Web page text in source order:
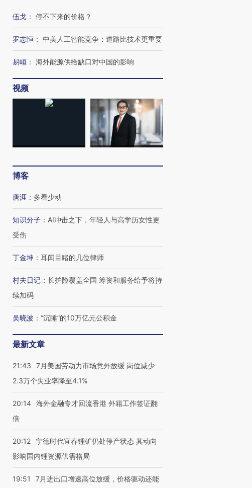
伍戈 ： 停不下来的价格？
罗志恒 ： 中美人工智能竞争：道路比技术更重要
易峘 ： 海外能源供给缺口对中国的影响
视频
博客
唐涯 ： 多看少动
知识分子 ： AI冲击之下，年轻人与高学历女性更
受伤
丁金坤 ： 耳闻目睹的几位律师
村夫日记 ： 长护险覆盖全国 筹资和服务给予将持
续加码
吴晓波 ： “沉睡”的10万亿元公积金
最新文章
21:43
7月美国劳动力市场意外放缓 岗位减少
2.3万个失业率降至4.1%
20:14 海外金融专才回流香港 外籍工作签证翻
倍
20:12 宁德时代宜春锂矿仍处停产状态 其动向
影响国内锂资源供需格局
19:51
7月进出口增速高位放缓，价格驱动还能